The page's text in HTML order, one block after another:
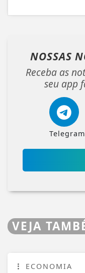
NOSSAS
Receba as
seu app
Telegram
VEJA
ECONOMIA